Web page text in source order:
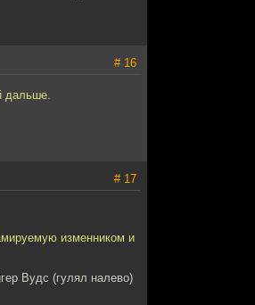
# 16
дальше.
# 17
изменником и
Вудс (гулял налево)